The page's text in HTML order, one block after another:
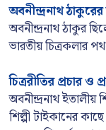
অবনীন্দ্রনাথ
অবনীন্দ্রনাথ ঠাকুর
ভারতীয় চিত্রকলার
চিত্ররীতির প্রচার ও
অবনীন্দ্রনাথ ইতালীয়
শিল্পী টাইকানের